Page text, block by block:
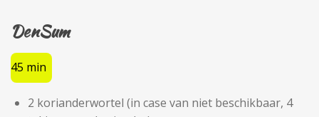
DenSum
45 min
2 korianderwortel (in case van niet beschikbaar, 4